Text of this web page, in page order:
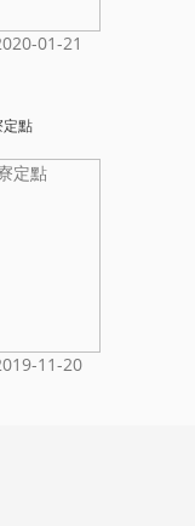
01-21
定點
11-20